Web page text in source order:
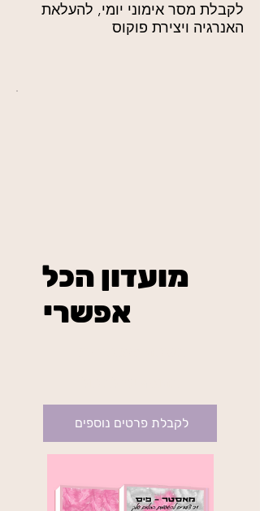
לקבלת מסר אימוני יומי, להעלאת
האנרגיה ויצירת פוקוס
מועדון הכל
אפשרי
לקבלת פרטים נוספים